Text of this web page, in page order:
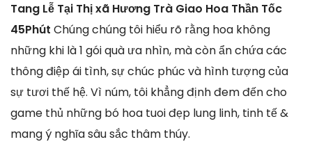
Tang Lễ Tại Thị xã Hương Trà Giao Hoa Thần Tốc
45Phút Chúng chúng tôi hiểu rõ rằng hoa không
những khi là 1 gói quà ưa nhìn, mà còn ẩn chứa các
thông điệp ái tình, sự chúc phúc và hình tượng của
sự tươi thế hệ. Vì núm, tôi khẳng định đem đến cho
game thủ những bó hoa tuoi đẹp lung linh, tinh tế &
mang ý nghĩa sâu sắc thâm thúy.